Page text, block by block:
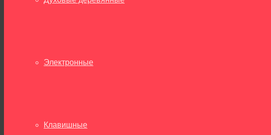
Электронные
Клавишные